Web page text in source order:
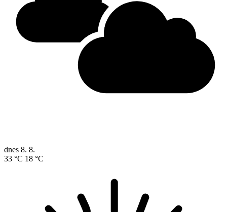
dnes 8. 8.
33 °C 18 °C